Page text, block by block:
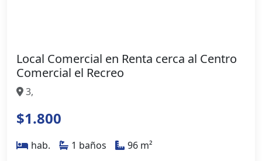
Local Comercial en Renta cerca al Centro
Comercial el Recreo
3,
$1.800
hab. 1 baños
96 m²